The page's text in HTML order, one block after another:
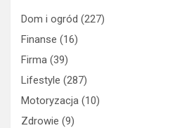
Dom i ogród (227)
Finanse (16)
Firma (39)
Lifestyle (287)
Motoryzacja (10)
Zdrowie (9)